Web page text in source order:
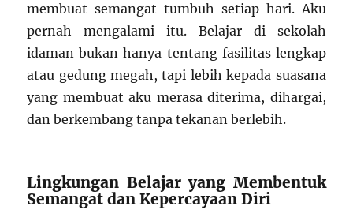
membuat semangat tumbuh setiap hari. Aku
pernah mengalami itu. Belajar di sekolah
idaman bukan hanya tentang fasilitas lengkap
atau gedung megah, tapi lebih kepada suasana
yang membuat aku merasa diterima, dihargai,
dan berkembang tanpa tekanan berlebih.
Lingkungan Belajar yang Membentuk
Semangat dan Kepercayaan Diri